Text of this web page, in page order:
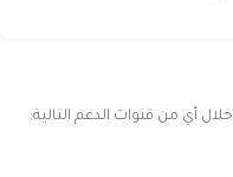
أي من قنوات الدعم التالية: